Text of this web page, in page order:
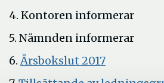
4. Kontoren informerar
5. Nämnden informerar
6.Årsbokslut 2017Öppna